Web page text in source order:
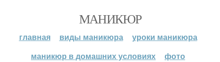
МАНИКЮР
главная виды маникюра
уроки маникюра
маникюр в домашних условиях
фото